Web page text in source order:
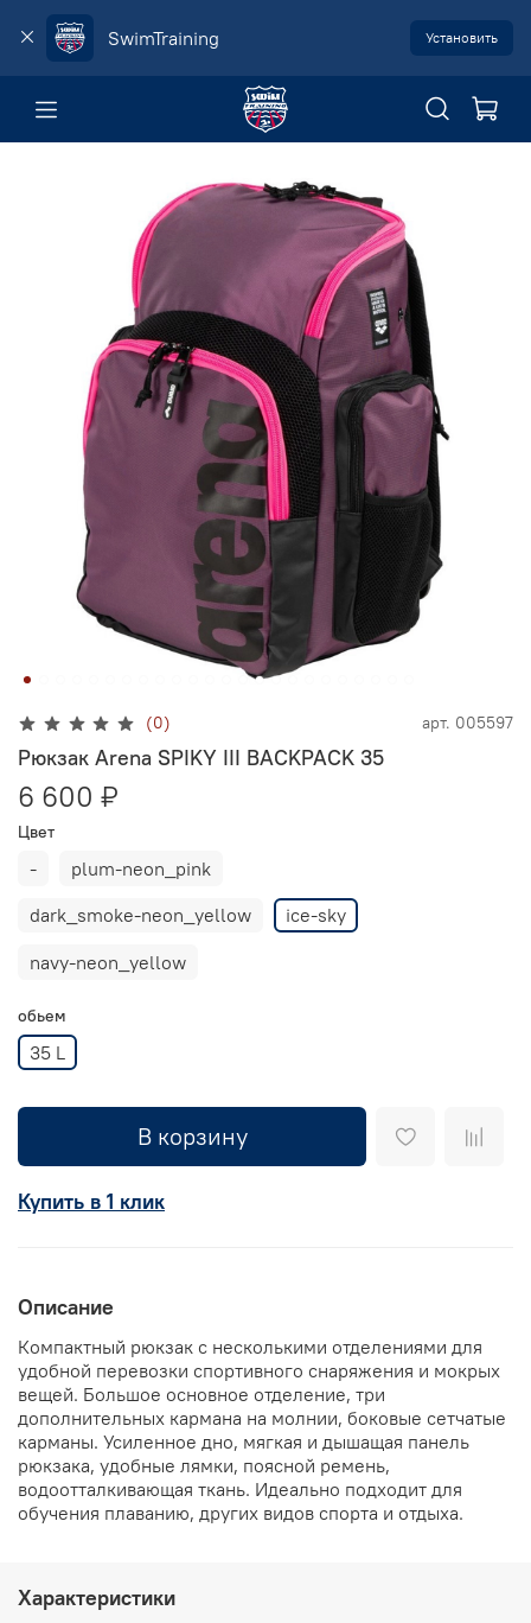
SwimTraining Установить
(0) арт. 005597
Рюкзак Arena SPIKY III BACKPACK 35
6 600 ₽
Цвет
-
plum-neon_pink
dark_smoke-neon_yellow
ice-sky
navy-neon_yellow
обьем
35 L
В корзину
Купить в 1 клик
Описание
Компактный рюкзак с несколькими отделениями для
удобной перевозки спортивного снаряжения и мокрых
вещей. Большое основное отделение, три
дополнительных кармана на молнии, боковые сетчатые
карманы. Усиленное дно, мягкая и дышащая панель
рюкзака, удобные лямки, поясной ремень,
водоотталкивающая ткань. Идеально подходит для
обучения плаванию, других видов спорта и отдыха.
Характеристики